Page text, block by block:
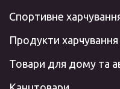
Спортивне
Продукти харчування
Товари для дому та